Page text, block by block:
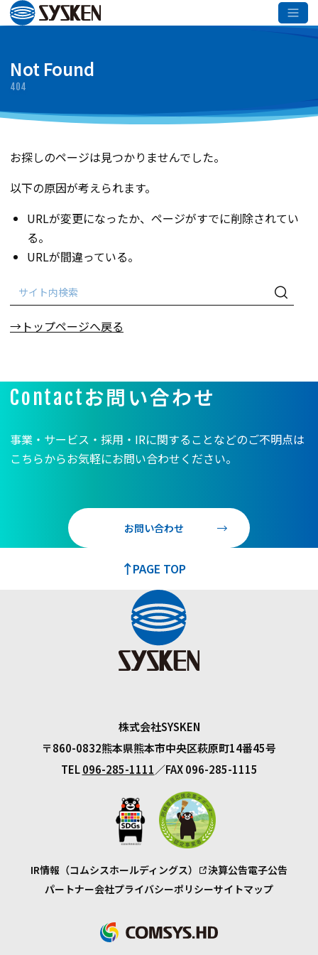
メインコンテンツへスキップ
Not Found
404
お探しのページは見つかりませんでした。
以下の原因が考えられます。
URLが変更になったか、ページがすでに削除されてい
る。
URLが間違っている。
検
索:
索
→トップページへ戻る
Contactお問い合わせ
事業・サービス・採用・IRに関することなどのご不明点は
こちらからお気軽にお問い合わせください。
お問い合わせ
PAGE TOP
株式会社SYSKEN
〒860-0832熊本県熊本市中央区萩原町14番45号
TEL096-285-1111 FAX 096-285-1115
IR情報（コムシスホールディングス） 決算公告電子公告
パートナー会社プライバシーポリシーサイトマップ